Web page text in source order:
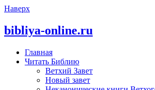
Наверх
bibliya-online.ru
Главная
Читать Библию
Ветхий Завет
Новый завет